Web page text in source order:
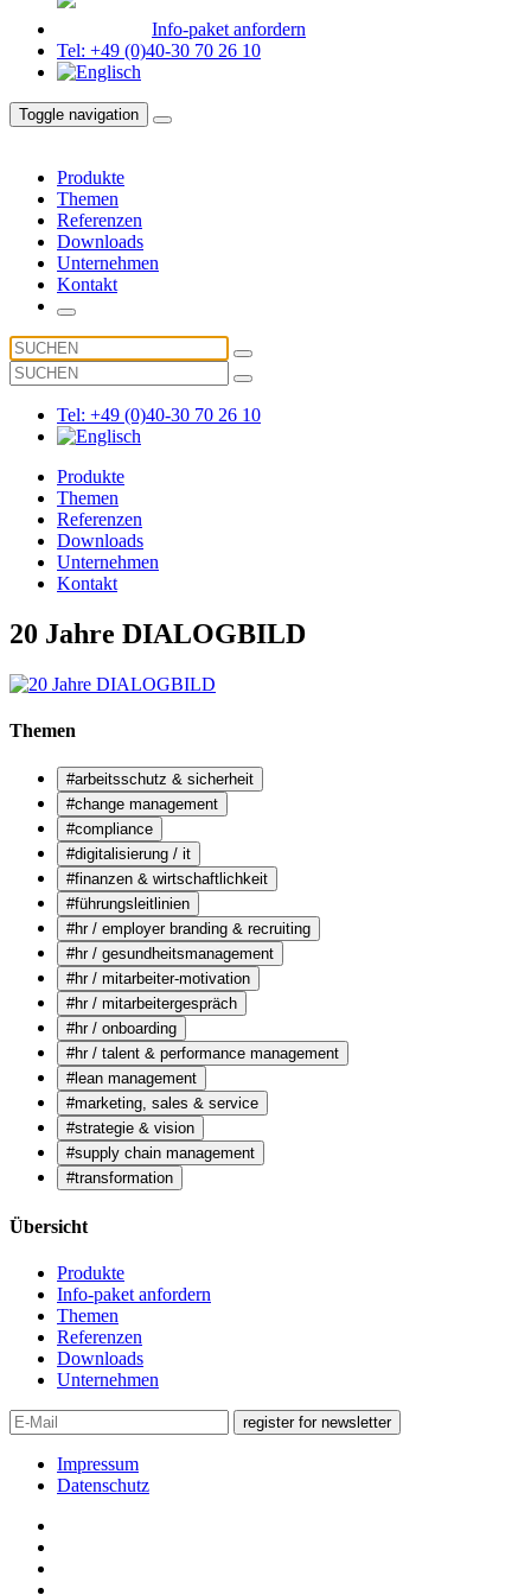
Info-paket anfordern
Tel: +49 (0)40-30 70 26 10
Toggle navigation
Produkte
Themen
Referenzen
Downloads
Unternehmen
Kontakt
Tel: +49 (0)40-30 70 26 10
Produkte
Themen
Referenzen
Downloads
Unternehmen
Kontakt
20 Jahre DIALOGBILD
Themen
#arbeitsschutz & sicherheit
#change management
#compliance
#digitalisierung / it
#finanzen & wirtschaftlichkeit
#führungsleitlinien
#hr / employer branding & recruiting
#hr / gesundheitsmanagement
#hr / mitarbeiter-motivation
#hr / mitarbeitergespräch
#hr / onboarding
#hr / talent & performance management
#lean management
#marketing, sales & service
#strategie & vision
#supply chain management
#transformation
Übersicht
Produkte
Info-paket anfordern
Themen
Referenzen
Downloads
Unternehmen
register for newsletter
Impressum
Datenschutz